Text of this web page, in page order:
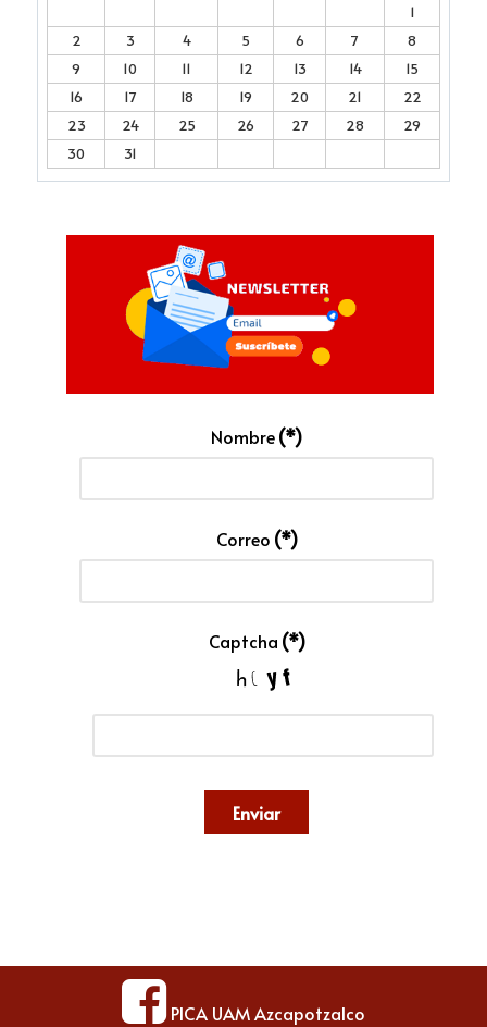
1
2
3 4 5 6 7
8
9
10 11 12 13 14
15
16
17 18 19 20 21
22
23
24 25 26 27 28
29
30
31
Nombre(*)
Correo (*)
Captcha (*)
Enviar
PICA UAM Azcapotzalco